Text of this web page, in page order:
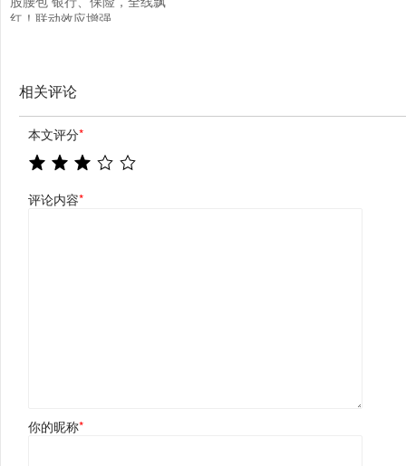
红！联动效应增强
相关评论
本文评分*
评论内容*
你的昵称*